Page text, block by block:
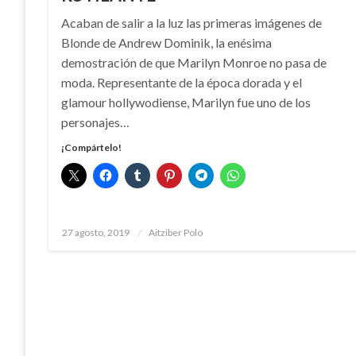
Acaban de salir a la luz las primeras imágenes de
Blonde de Andrew Dominik, la enésima
demostración de que Marilyn Monroe no pasa de
moda. Representante de la época dorada y el
glamour hollywodiense, Marilyn fue uno de los
personajes…
¡Compártelo!
Publicado
27 agosto, 2019 Aitziber Polo